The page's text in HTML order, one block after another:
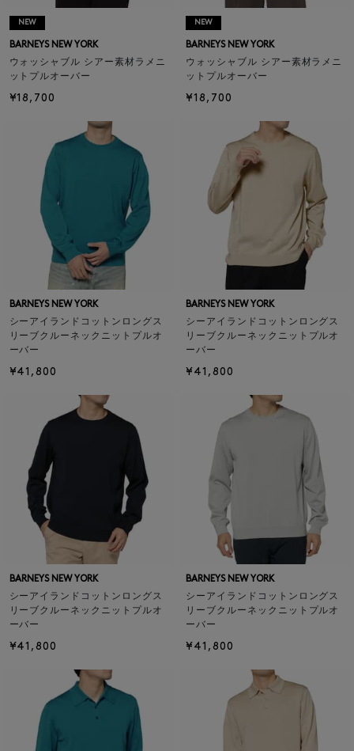
NEW
BARNEYS NEW YORK
ウォッシャブル シアー素材ラメニ
ットプルオーバー
¥18,700
NEW
BARNEYS NEW YORK
ウォッシャブル シアー素材ラメニ
ットプルオーバー
¥18,700
BARNEYS NEW YORK
シーアイランドコットンロングス
リーブクルーネックニットプルオ
ーバー
¥41,800
BARNEYS NEW YORK
シーアイランドコットンロングス
リーブクルーネックニットプルオ
ーバー
¥41,800
BARNEYS NEW YORK
シーアイランドコットンロングス
リーブクルーネックニットプルオ
ーバー
¥41,800
BARNEYS NEW YORK
シーアイランドコットンロングス
リーブクルーネックニットプルオ
ーバー
¥41,800